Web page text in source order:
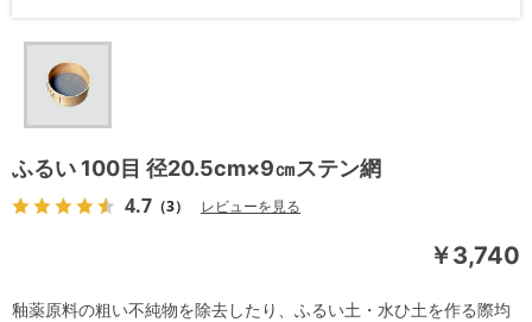
ふるい 100目 径20.5cm×9㎝ステン網
4.7 （3） レビューを見る
￥3,740
釉薬原料の粗い不純物を除去したり、ふるい土・水ひ土を作る際均